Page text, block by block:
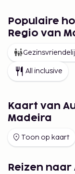
Populaire
Regio van
All inclusive
Kaart van
Madeira
Toon op kaart
Reizen